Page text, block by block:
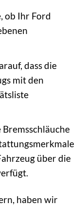
ob Ihr Ford
dass die
mit den
Bremsschläuche
über die
haben wir